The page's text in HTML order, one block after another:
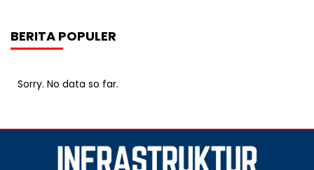
BERITA POPULER
Sorry. No data so far.